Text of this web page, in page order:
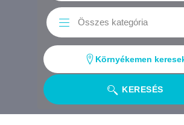
KERESÉS
Környékemen